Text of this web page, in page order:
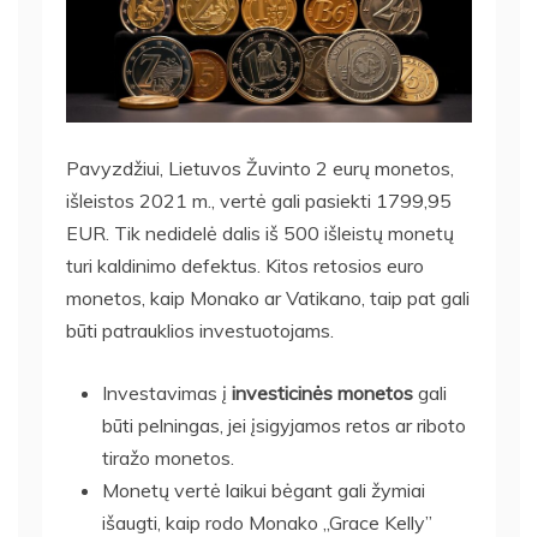
Pavyzdžiui, Lietuvos Žuvinto 2 eurų monetos,
išleistos 2021 m., vertė gali pasiekti 1799,95
EUR. Tik nedidelė dalis iš 500 išleistų monetų
turi kaldinimo defektus. Kitos retosios euro
monetos, kaip Monako ar Vatikano, taip pat gali
būti patrauklios investuotojams.
Investavimas į investicinės monetos gali
būti pelningas, jei įsigyjamos retos ar riboto
tiražo monetos.
Monetų vertė laikui bėgant gali žymiai
išaugti, kaip rodo Monako „Grace Kelly”